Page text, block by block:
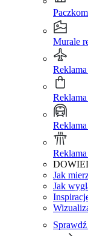
Murale
Jak
Jak